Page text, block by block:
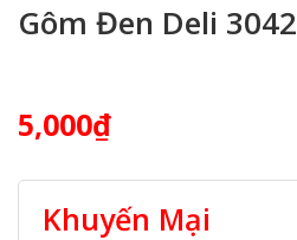
Gôm Đen Deli 3042
5,000₫
Khuyến Mại